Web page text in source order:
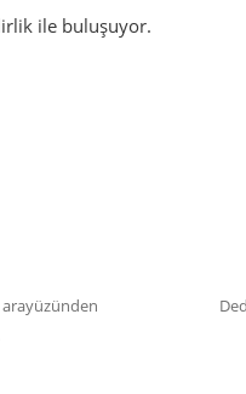
ile buluşuyor.